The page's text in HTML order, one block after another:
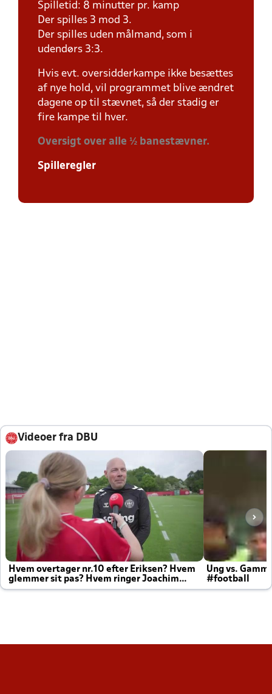
Spilletid: 8 minutter pr. kamp
Der spilles 3 mod 3.
Der spilles uden målmand, som i
udendørs 3:3.
Hvis evt. oversidderkampe ikke besættes
af nye hold, vil programmet blive ændret
dagene op til stævnet, så der stadig er
fire kampe til hver.
Oversigt over alle ½ banestævner.
Spilleregler
Videoer fra DBU
Hvem overtager nr.10 efter Eriksen? Hvem
glemmer sit pas? Hvem ringer Joachim
altid til efter kampe?
Ung vs.
#football